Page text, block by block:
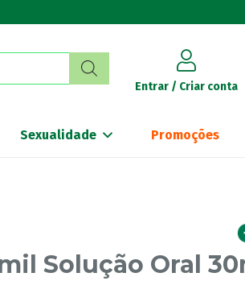
Entrar / Criar conta
Sexualidade Promoções
Solução Oral